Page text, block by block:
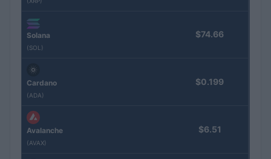
Solana
(SOL)
$74.66
Cardano
(ADA)
$0.199
Avalanche
(AVAX)
$6.51